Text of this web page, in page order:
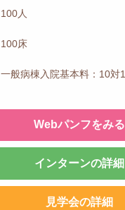
100人
100床
一般病棟入院基本料：10対1
Webパンフをみる
インターンの詳細
見学会の詳細